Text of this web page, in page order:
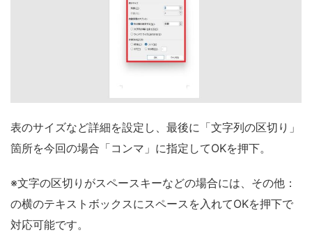
表のサイズなど詳細を設定し、最後に「文字列の区切り」
箇所を今回の場合「コンマ」に指定してOKを押下。
※文字の区切りがスペースキーなどの場合には、その他：
の横のテキストボックスにスペースを入れてOKを押下で
対応可能です。